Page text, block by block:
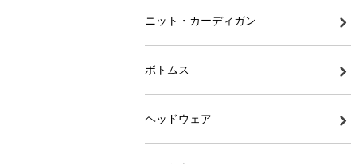
ニット・カーディガン
ボトムス
ヘッドウェア